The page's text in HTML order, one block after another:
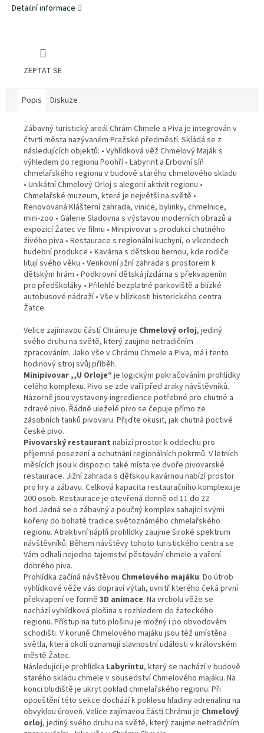
Detailní informace
ZEPTAT SE
Popis Diskuze
Zábavný turistický areál Chrám Chmele a Piva je integrován v
čtvrti města nazývaném Pražské předměstí. Skládá se z
následujících objektů: • Vyhlídková věž Chmelový Maják s
výhledem do regionu Poohří • Labyrint a Erbovní síň
chmelařského regionu v budově starého chmelového skladu
• Unikátní Chmelový Orloj s alegorií aktivit regionu •
Chmelařské muzeum, které je největší na světě •
Renovovaná Klášterní zahrada, vinice, bylinky, chmelnice,
mini-zoo • Galerie Sladovna s výstavou moderních obrazů a
expozicí Žatec ve filmu • Minipivovar s produkcí chutného
živého piva • Restaurace s regionální kuchyní, o víkendech
hudební produkce • Kavárna s dětskou hernou, kde rodiče
litují svého věku • Venkovní jižní zahrada s prostorem k
dětským hrám • Podkrovní dětská jízdárna s překvapením
pro předškoláky • Přilehlé bezplatné parkoviště a blízké
autobusové nádraží • Vše v blízkosti historického centra
Žatce.
Velice zajímavou částí Chrámu je Chmelový orloj, jediný
svého druhu na světě, který zaujme netradičním
zpracováním. Jako vše v Chrámu Chmele a Piva, má i tento
hodinový stroj svůj příběh.
Minipivovar ,,U Orloje“ je logickým pokračováním prohlídky
celého komplexu. Pivo se zde vaří před zraky návštěvníků.
Názorně jsou vystaveny ingredience potřebné pro chutné a
zdravé pivo. Řádně uleželé pivo se čepuje přímo ze
zásobních tanků pivovaru. Přijďte okusit, jak chutná poctivé
české pivo.
Pivovarský restaurant nabízí prostor k oddechu pro
příjemné posezení a ochutnání regionálních pokrmů. V letních
měsících jsou k dispozici také místa ve dvoře pivovarské
restaurace. Jižní zahrada s dětskou kavárnou nabízí prostor
pro hry a zábavu. Celková kapacita restauračního komplexu je
200 osob. Restaurace je otevřená denně od 11 do 22
hod.Jedná se o zábavný a poučný komplex sahající svými
kořeny do bohaté tradice světoznámého chmelařského
regionu. Atraktivní náplň prohlídky zaujme široké spektrum
návštěvníků. Během návštěvy tohoto turistického centra se
Vám odhalí nejedno tajemství pěstování chmele a vaření
dobrého piva.
Prohlídka začíná návštěvou Chmelového majáku. Do útrob
vyhlídkové věže vás dopraví výtah, uvnitř kterého čeká první
překvapení ve formě 3D animace. Na vrcholu věže se
nachází vyhlídková plošina s rozhledem do žateckého
regionu. Přístup na tuto plošinu je možný i po obvodovém
schodišti. V koruně Chmelového majáku jsou též umístěna
světla, která okolí oznamují slavnostní události v královském
městě Žatec.
Následující je prohlídka Labyrintu, který se nachází v budově
starého skladu chmele v sousedství Chmelového majáku. Na
konci bludiště je ukryt poklad chmelařského regionu. Při
opouštění této sekce dochází k poklesu hladiny adrenalinu na
obvyklou úroveň. Velice zajímavou částí Chrámu je Chmelový
orloj, jediný svého druhu na světě, který zaujme netradičním